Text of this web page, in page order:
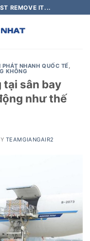
REMOVE IT...
PHÁT NHANH QUỐC TẾ,
KHÔNG
tại sân bay
như thế
TEAMGIANGAIR2